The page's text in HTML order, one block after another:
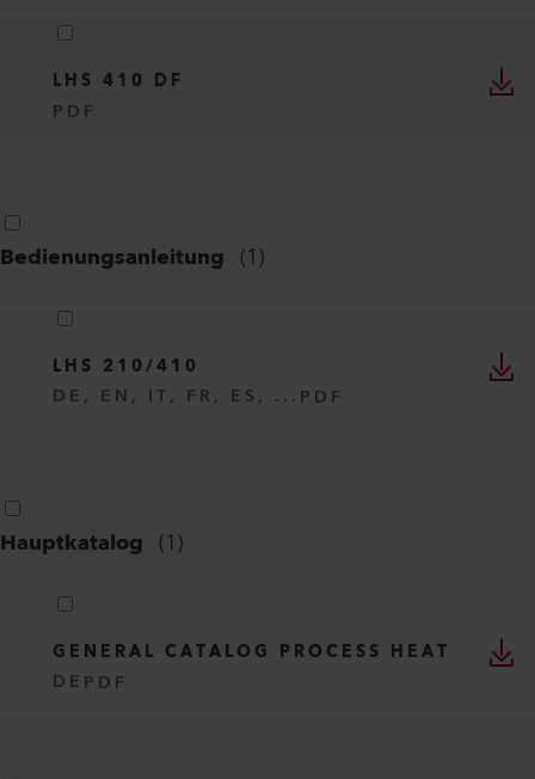
LHS 410 DF
PDF
Bedienungsanleitung (1)
LHS 210/410
DE, EN, IT, FR, ES, ... PDF
Hauptkatalog (1)
GENERAL CATALOG PROCESS HEAT
DE PDF